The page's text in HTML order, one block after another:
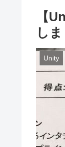
【
し
Unity